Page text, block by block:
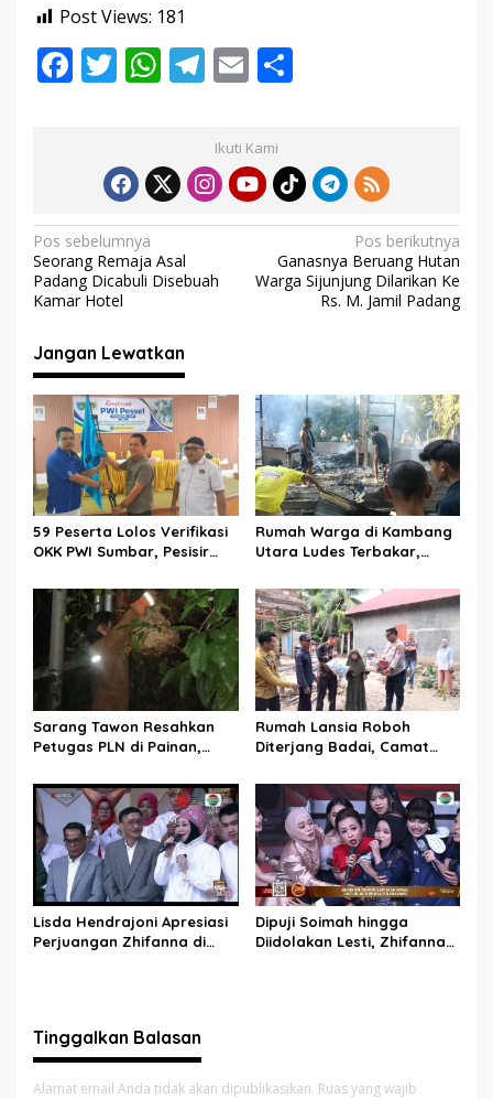
Post Views: 181
F
o
k
T
er
W
s
A
p
p
T
e
gr
a
m
E
ai
l e
Ikuti Kami
N
a
v
i
g
a
s
i
p
o
s
Pos sebelumnya
Seorang Remaja Asal
Padang Dicabuli Disebuah
Kamar Hotel
Pos berikutnya
Ganasnya Beruang Hutan
Warga Sijunjung Dilarikan Ke
Rs. M. Jamil Padang
Jangan Lewatkan
59 Peserta Lolos Verifikasi
OKK PWI Sumbar, Pesisir
11 Peserta
Rumah Warga di Kambang
Utara Ludes Terbakar,
Jembatan Gantung
Sarang Tawon Resahkan
Petugas PLN di Painan,
Bergerak
Rumah Lansia Roboh
Diterjang Badai, Camat
Tangan
Lisda Hendrajoni Apresiasi
Perjuangan Zhifanna di
Dipuji Soimah hingga
Diidolakan Lesti, Zhifanna
Tinggalkan Balasan
Alamat email Anda tidak akan dipublikasikan. Ruas yang wajib